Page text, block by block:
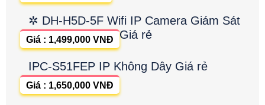
✲ DH-H5D-5F Wifi IP Camera Giám Sát
Giá rẻ
Giá : 1,499,000 VNĐ
IPC-S51FEP IP Không Dây Giá rẻ
Giá : 1,650,000 VNĐ